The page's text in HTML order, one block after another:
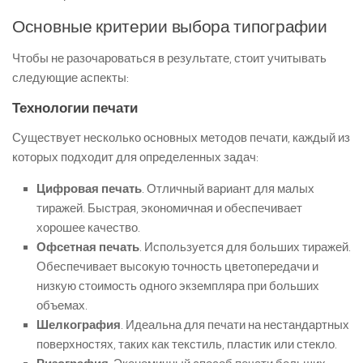
Основные критерии выбора типографии
Чтобы не разочароваться в результате, стоит учитывать
следующие аспекты:
Технологии печати
Существует несколько основных методов печати, каждый из
которых подходит для определенных задач:
Цифровая печать. Отличный вариант для малых
тиражей. Быстрая, экономичная и обеспечивает
хорошее качество.
Офсетная печать. Используется для больших тиражей.
Обеспечивает высокую точность цветопередачи и
низкую стоимость одного экземпляра при больших
объемах.
Шелкография. Идеальна для печати на нестандартных
поверхностях, таких как текстиль, пластик или стекло.